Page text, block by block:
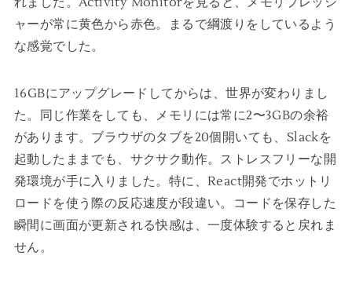
ャーが常に黄色から赤色。まるで綱渡りをしているよう
な感覚でした。
16GBにアップグレードしてからは、世界が変わりまし
た。同じ作業をしても、メモリには常に2〜3GBの余裕
があります。ブラウザのタブを20個開いても、Slackを
起動したままでも、サクサク動作。ストレスフリーな開
発環境が手に入りました。特に、React開発でホットリ
ロードを使う際の反応速度が段違い。コードを保存した
瞬間に画面が更新される快感は、一度体験すると戻れま
せん。